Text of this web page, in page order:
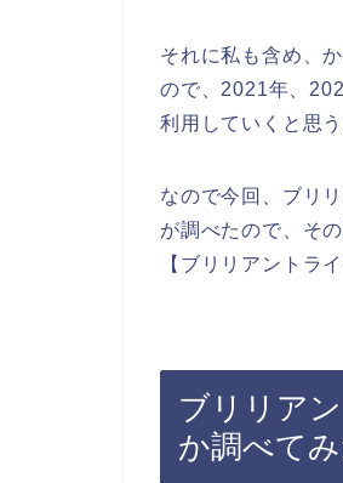
それに私も含め、
ので、2021年、
利用していくと思
なので今回、ブリ
が調べたので、そ
【ブリリアントラ
ブリリア
か調べてみ